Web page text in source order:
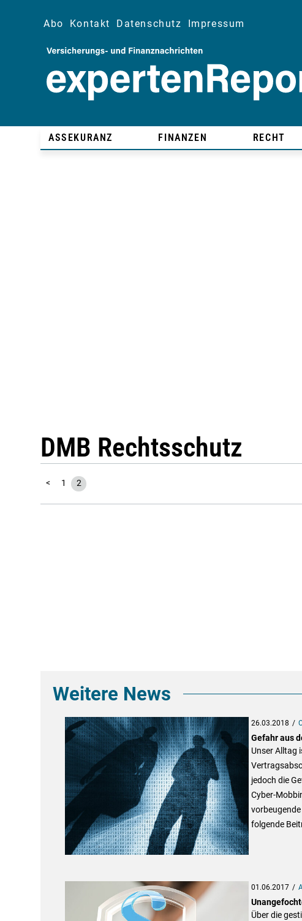
Abo Kontakt Datenschutz Impressum
ASSEKURANZ FINANZEN RECHT
DMB Rechtsschutz
< 1 2
Weitere News
26.03.2018
Gefahr aus
Unser Alltag
jedoch die
Cyber-
folgende
01.06.2017
Über die